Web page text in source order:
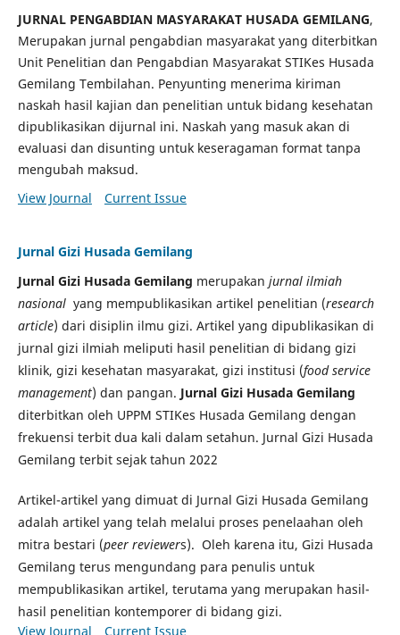
JURNAL PENGABDIAN MASYARAKAT HUSADA GEMILANG,
Merupakan jurnal pengabdian masyarakat yang diterbitkan
Unit Penelitian dan Pengabdian Masyarakat STIKes Husada
Gemilang Tembilahan. Penyunting menerima kiriman
naskah hasil kajian dan penelitian untuk bidang kesehatan
dipublikasikan dijurnal ini. Naskah yang masuk akan di
evaluasi dan disunting untuk keseragaman format tanpa
mengubah maksud.
View Journal
Current Issue
Jurnal Gizi Husada Gemilang
Jurnal Gizi Husada Gemilang merupakan jurnal ilmiah
nasionalyang mempublikasikan artikel penelitian (research
article) dari disiplin ilmu gizi. Artikel yang dipublikasikan di
jurnal gizi ilmiah meliputi hasil penelitian di bidang gizi
klinik, gizi kesehatan masyarakat, gizi institusi (food service
management) dan pangan. Jurnal Gizi Husada Gemilang
diterbitkan oleh UPPM STIKes Husada Gemilang dengan
frekuensi terbit dua kali dalam setahun. Jurnal Gizi Husada
Gemilang terbit sejak tahun 2022
Artikel-artikel yang dimuat di Jurnal Gizi Husada Gemilang
adalah artikel yang telah melalui proses penelaahan oleh
mitra bestari (peer reviewers). Oleh karena itu, Gizi Husada
Gemilang terus mengundang para penulis untuk
mempublikasikan artikel, terutama yang merupakan hasil-
hasil penelitian kontemporer di bidang gizi.
View Journal
Current Issue